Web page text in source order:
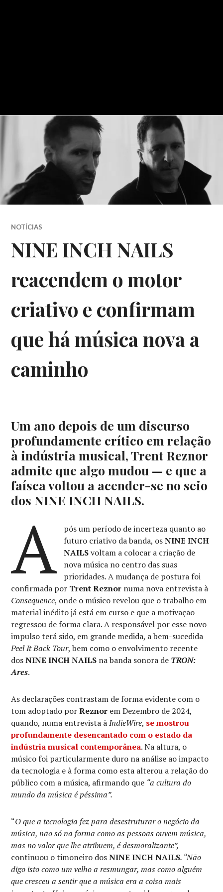
NOTÍCIAS
NINE INCH NAILS
reacendem o motor
criativo e confirmam
que há música nova a
caminho
Um ano depois de um discurso
profundamente crítico em relação
à indústria musical, Trent Reznor
admite que algo mudou — e que a
faísca voltou a acender-se no seio
dos NINE INCH NAILS.
A
pós um período de incerteza quanto ao
futuro criativo da banda, osNINE INCH
NAILSvoltam a colocar a criação de
nova música no centro das suas
prioridades. A mudança de postura foi
confirmada por Trent Reznor numa nova entrevista à
Consequence, onde o músico revelou que o trabalho em
material inédito já está em curso e que a motivação
regressou de forma clara. A responsável por esse novo
impulso terá sido, em grande medida, a bem-sucedida
Peel It Back Tour, bem como o envolvimento recente
dosNINE INCH NAILS na banda sonora de TRON:
Ares.
As declarações contrastam de forma evidente com o
tom adoptado porReznor em Dezembro de 2024,
quando, numa entrevista àIndieWire, se mostrou
profundamente desencantado com o estado da
indústria musical contemporânea. Na altura, o
músico foi particularmente duro na análise ao impacto
da tecnologia e à forma como esta alterou a relação do
público com a música, afirmando que “a cultura do
mundo da música é péssima”.
“O que a tecnologia fez para desestruturar o negócio da
música, não só na forma como as pessoas ouvem música,
mas no valor que lhe atribuem, é desmoralizante”,
continuou o timoneiro dosNINE INCH NAILS. “Não
digo isto como um velho a resmungar, mas como alguém
que cresceu a sentir que a música era a coisa mais